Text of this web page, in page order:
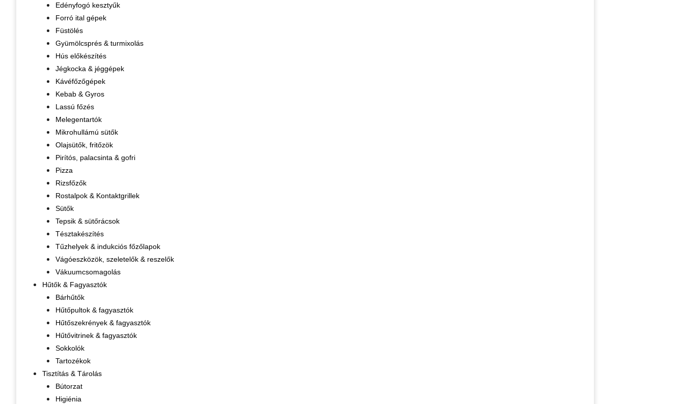
Edényfogó kesztyűk
Forró ital gépek
Füstölés
Gyümölcsprés & turmixolás
Hús előkészítés
Jégkocka & jéggépek
Kávéfőzőgépek
Kebab & Gyros
Lassú főzés
Melegentartók
Mikrohullámú sütők
Olajsütők, fritőzök
Pirítós, palacsinta & gofri
Pizza
Rizsfőzők
Rostalpok & Kontaktgrillek
Sütők
Tepsik & sütőrácsok
Tésztakészítés
Tűzhelyek & indukciós főzőlapok
Vágóeszközök, szeletelők & reszelők
Vákuumcsomagolás
Hűtők & Fagyasztók
Bárhűtők
Hűtőpultok & fagyasztók
Hűtőszekrények & fagyasztók
Hűtővitrinek & fagyasztók
Sokkolók
Tartozékok
Tisztítás & Tárolás
Bútorzat
Higiénia